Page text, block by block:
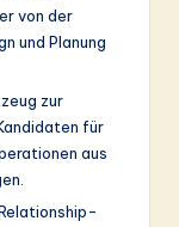
von der
und Planung
zur
für
aus